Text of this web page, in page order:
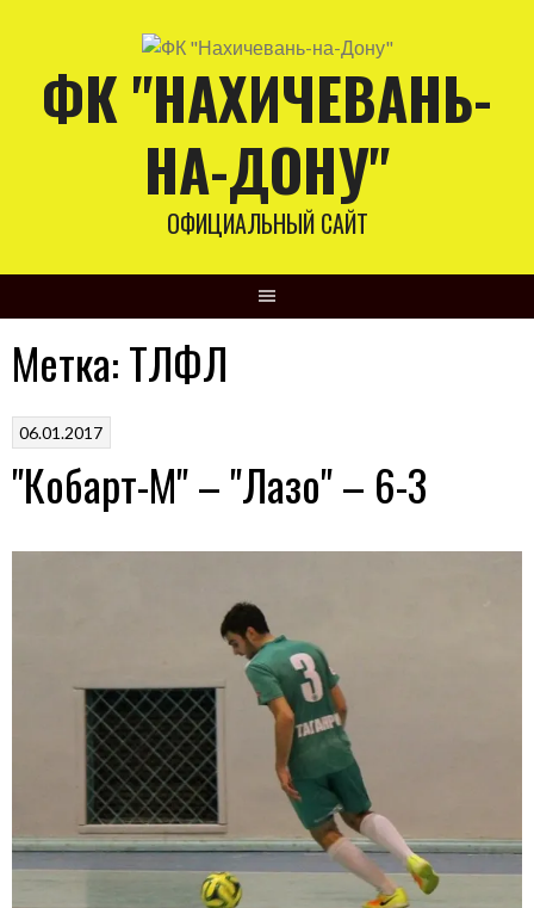
contentФК "НАХИЧЕВАНЬ-
НА-ДОНУ"
ОФИЦИАЛЬНЫЙ САЙТ
Метка:ТЛФЛ
06.01.2017
"Кобарт-М" – "Лазо" – 6-3